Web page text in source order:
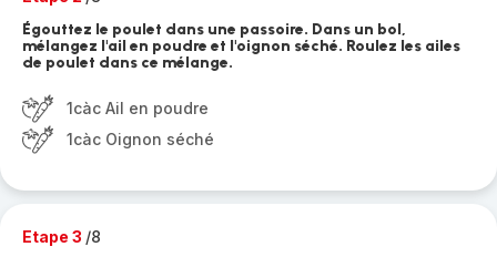
Égouttez le poulet dans une passoire. Dans un bol,
mélangez l'ail en poudre et l'oignon séché. Roulez les ailes
de poulet dans ce mélange.
1càc Ail en poudre
1càc Oignon séché
Etape 3 /8